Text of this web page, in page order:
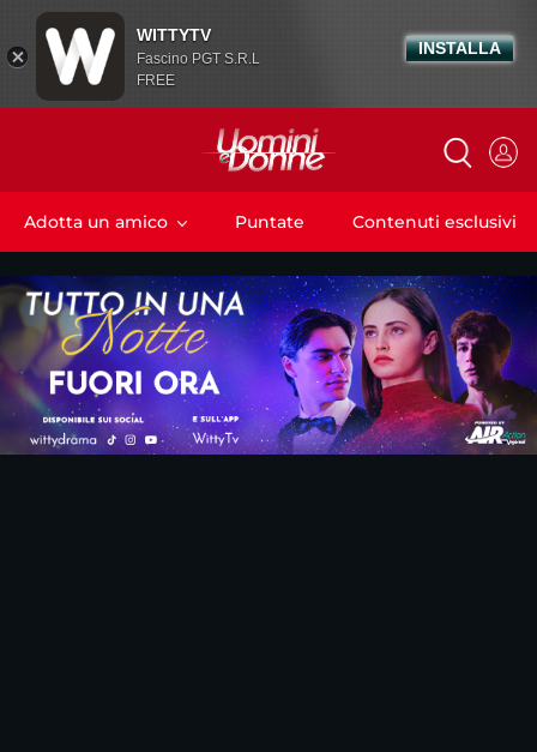
Adotta un amico Puntate Contenuti esclusivi
WITTYTV
Fascino PGT S.R.L
FREE
INSTALLA